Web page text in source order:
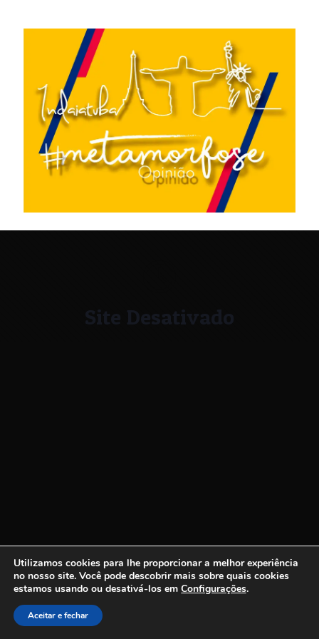
Site Desativado
Utilizamos cookies para lhe proporcionar a melhor experiência
no nosso site. Você pode descobrir mais sobre quais cookies
estamos usando ou desativá-los em Configurações.
Aceitar e fechar